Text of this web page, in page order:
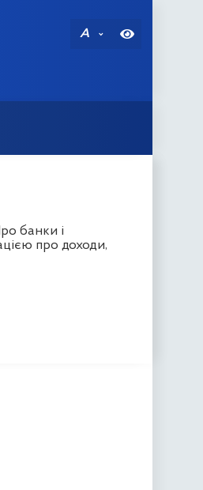
A
банки і
про доходи,